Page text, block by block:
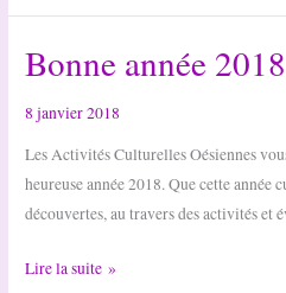
Danses
Brésiliennes
par
Virginia
Bonne année
8 janvier 2018
Les Activités Culturelles Oésiennes
heureuse année 2018. Que cette
découvertes, au travers des activités et
Bonne
Lire la suite »